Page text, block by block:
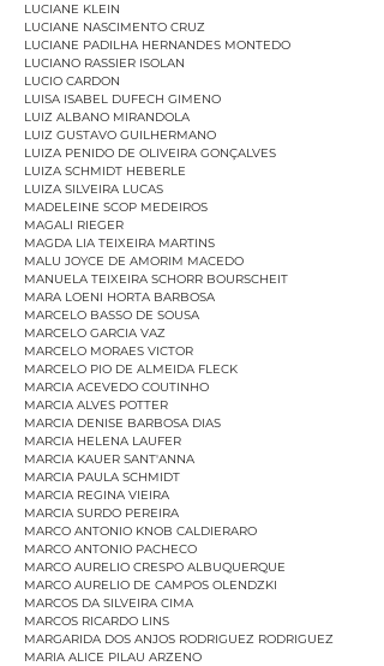
LUCIANE KLEIN
LUCIANE NASCIMENTO CRUZ
LUCIANE PADILHA HERNANDES MONTEDO
LUCIANO RASSIER ISOLAN
LUCIO CARDON
LUISA ISABEL DUFECH GIMENO
LUIZ ALBANO MIRANDOLA
LUIZ GUSTAVO GUILHERMANO
LUIZA PENIDO DE OLIVEIRA GONÇALVES
LUIZA SCHMIDT HEBERLE
LUIZA SILVEIRA LUCAS
MADELEINE SCOP MEDEIROS
MAGALI RIEGER
MAGDA LIA TEIXEIRA MARTINS
MALU JOYCE DE AMORIM MACEDO
MANUELA TEIXEIRA SCHORR BOURSCHEIT
MARA LOENI HORTA BARBOSA
MARCELO BASSO DE SOUSA
MARCELO GARCIA VAZ
MARCELO MORAES VICTOR
MARCELO PIO DE ALMEIDA FLECK
MARCIA ACEVEDO COUTINHO
MARCIA ALVES POTTER
MARCIA DENISE BARBOSA DIAS
MARCIA HELENA LAUFER
MARCIA KAUER SANT'ANNA
MARCIA PAULA SCHMIDT
MARCIA REGINA VIEIRA
MARCIA SURDO PEREIRA
MARCO ANTONIO KNOB CALDIERARO
MARCO ANTONIO PACHECO
MARCO AURELIO CRESPO ALBUQUERQUE
MARCO AURELIO DE CAMPOS OLENDZKI
MARCOS DA SILVEIRA CIMA
MARCOS RICARDO LINS
MARGARIDA DOS ANJOS RODRIGUEZ RODRIGUEZ
MARIA ALICE PILAU ARZENO